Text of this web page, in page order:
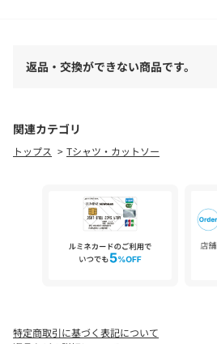
■素材
■ケア方法
洗濯可（詳細は商品についている品質
い）
【IVORY/PINK】BEAMS STAFF：
【D.NAVY/OFF】Model : H164 B72
※光の当たり具合やパソコンなどの閲
味と異なって見える場合がございます
返品・交換ができない商品です。
関連カテゴリ
トップス Tシャツ・カットソー
特定商取引に基づく表記について